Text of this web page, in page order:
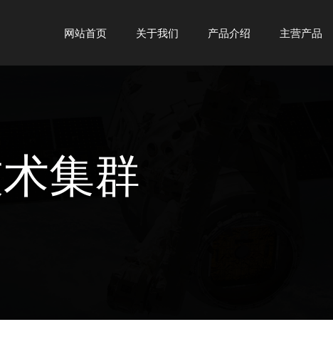
网站首页 关于我们 产品介绍 主营产品
集群